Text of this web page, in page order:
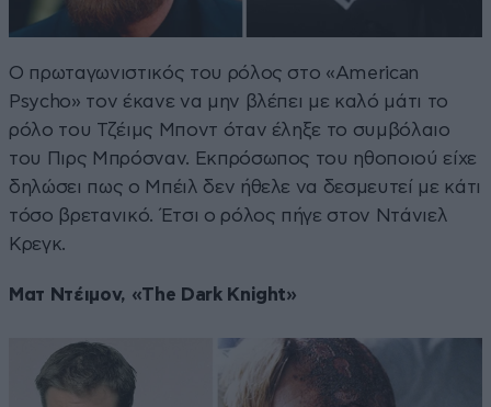
Ο πρωταγωνιστικός του ρόλος στο «American
Psycho» τον έκανε να μην βλέπει με καλό μάτι το
ρόλο του Τζέιμς Μποντ όταν έληξε το συμβόλαιο
του Πιρς Μπρόσναν. Εκπρόσωπος του ηθοποιού είχε
δηλώσει πως ο Μπέιλ δεν ήθελε να δεσμευτεί με κάτι
τόσο βρετανικό. Έτσι ο ρόλος πήγε στον Ντάνιελ
Κρεγκ.
Ματ Ντέιμον, «The Dark Knight»